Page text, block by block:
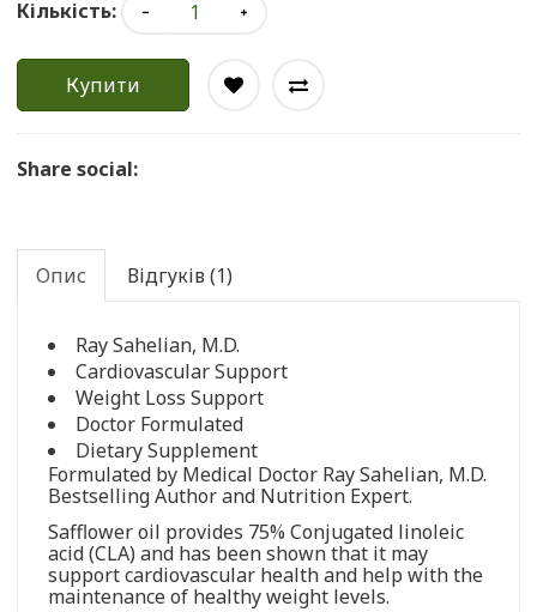
Кількість:
Купити
Share social:
Опис Відгуків (1)
Ray Sahelian, M.D.
Cardiovascular Support
Weight Loss Support
Doctor Formulated
Dietary Supplement
Formulated by Medical Doctor Ray Sahelian, M.D.
Bestselling Author and Nutrition Expert.
Safflower oil provides 75% Conjugated linoleic
acid (CLA) and has been shown that it may
support cardiovascular health and help with the
maintenance of healthy weight levels.